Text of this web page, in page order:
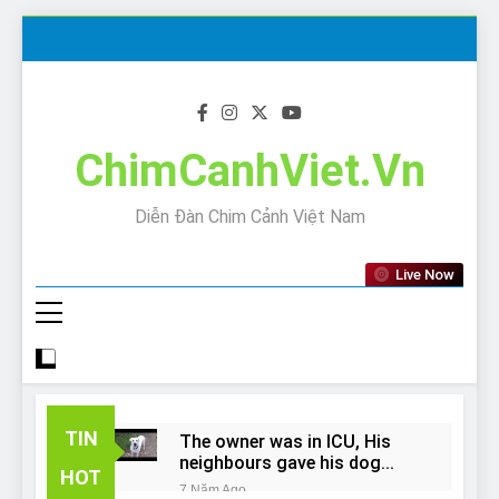
ChimCanhViet.Vn
Diễn Đàn Chim Cảnh Việt Nam
Live Now
TIN
HOT
The owner was in ICU, His
neighbours gave his dog
away!
7 Năm Ago